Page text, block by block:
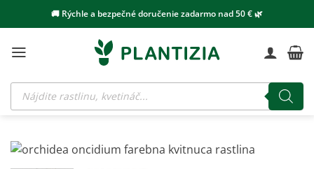
to
🚚 Rýchle a bezpečné doručenie zadarmo nad 50 € 🌿
Products
search